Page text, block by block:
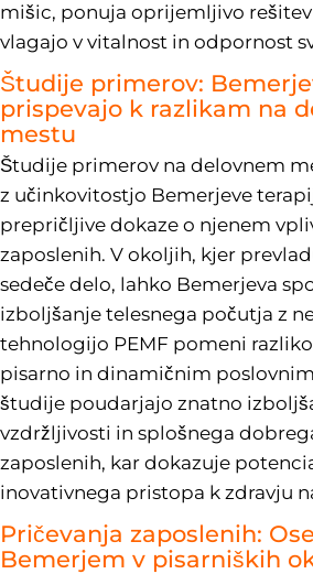
mišic, ponuja oprijemljivo
vlagajo v vitalnost in odpornost
Študije primerov:
prispevajo k razlikam na
mestu
Študije primerov na delovnem
z učinkovitostjo Bemerjeve
prepričljive dokaze o njenem
zaposlenih. V okoljih, kjer
sedeče delo, lahko Bemerjeva
izboljšanje telesnega počutja z
tehnologijo PEMF pomeni
pisarno in dinamičnim
študije poudarjajo znatno
vzdržljivosti in splošnega
zaposlenih, kar dokazuje
inovativnega pristopa k zdravju
Pričevanja zaposlenih:
Bemerjem v pisarniških